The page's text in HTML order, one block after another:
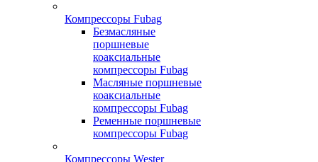
Компрессоры Fubag
Безмасляные
поршневые
коаксиальные
компрессоры Fubag
Масляные поршневые
коаксиальные
компрессоры Fubag
Ременные поршневые
компрессоры Fubag
Компрессоры Wester